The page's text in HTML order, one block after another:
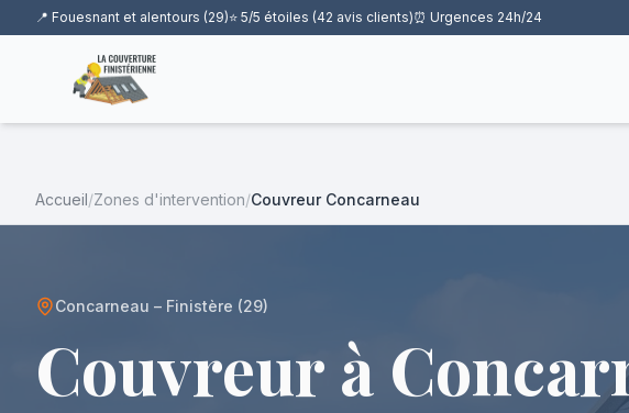
📍 Fouesnant et alentours (29)⭐ 5/5 étoiles (42 avis clients)⏰ Urgences 24h/24
Accueil/Zones d'intervention/Couvreur Concarneau
Concarneau – Finistère (29)
Couvreur à